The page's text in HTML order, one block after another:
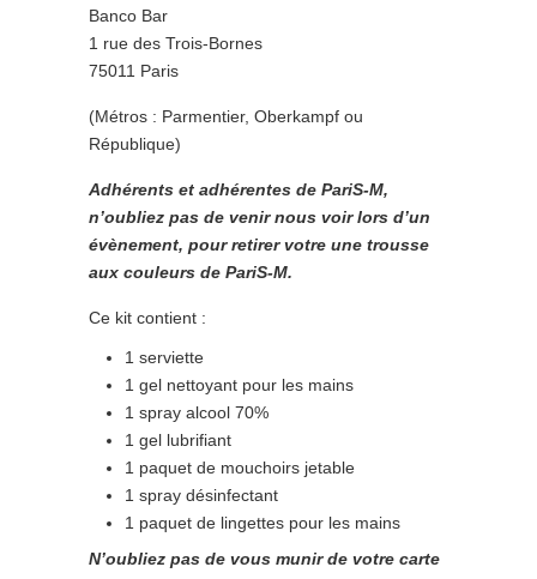
Banco Bar
1 rue des Trois-Bornes
75011 Paris
(Métros : Parmentier, Oberkampf ou
République)
Adhérents et adhérentes de PariS-M,
n’oubliez pas de venir nous voir lors d’un
évènement, pour retirer votre une trousse
aux couleurs de PariS-M.
Ce kit contient :
1 serviette
1 gel nettoyant pour les mains
1 spray alcool 70%
1 gel lubrifiant
1 paquet de mouchoirs jetable
1 spray désinfectant
1 paquet de lingettes pour les mains
N’oubliez pas de vous munir de votre carte